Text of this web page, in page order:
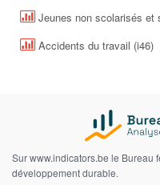
Jeunes non scolarisés et
Accidents du travail (i46)
Sur www.indicators.be le Bureau
développement durable.